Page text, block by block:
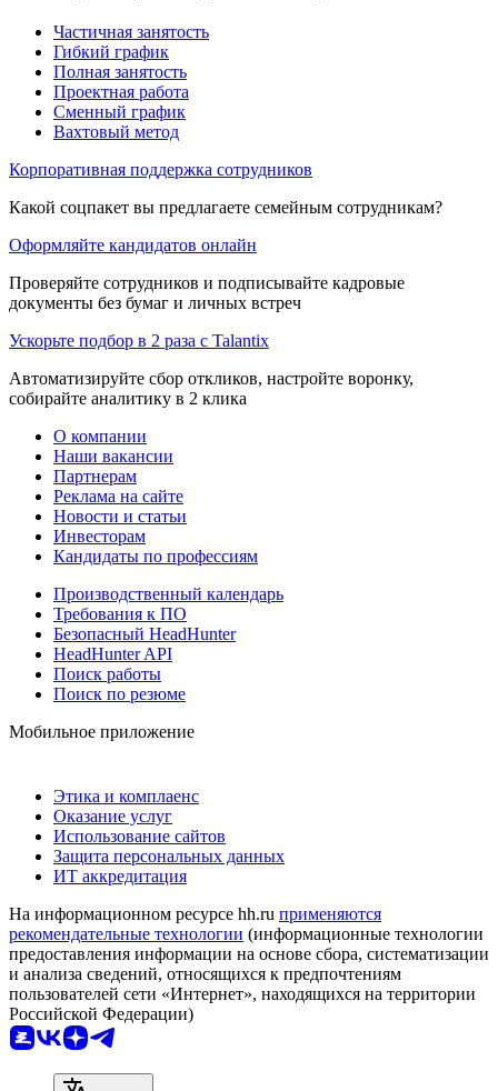
Частичная занятость
Гибкий график
Полная занятость
Проектная работа
Сменный график
Вахтовый метод
Корпоративная поддержка сотрудников
Какой соцпакет вы предлагаете семейным сотрудникам?
Оформляйте кандидатов онлайн
Проверяйте сотрудников и подписывайте кадровые
документы без бумаг и личных встреч
Ускорьте подбор в 2 раза с Talantix
Автоматизируйте сбор откликов, настройте воронку,
собирайте аналитику в 2 клика
О компании
Наши вакансии
Партнерам
Реклама на сайте
Новости и статьи
Инвесторам
Кандидаты по профессиям
Производственный календарь
Требования к ПО
Безопасный HeadHunter
HeadHunter API
Поиск работы
Поиск по резюме
Мобильное приложение
Этика и комплаенс
Оказание услуг
Использование сайтов
Защита персональных данных
ИТ аккредитация
На информационном ресурсе hh.ru применяются
рекомендательные технологии (информационные технологии
предоставления информации на основе сбора, систематизации
и анализа сведений, относящихся к предпочтениям
пользователей сети «Интернет», находящихся на территории
Российской Федерации)